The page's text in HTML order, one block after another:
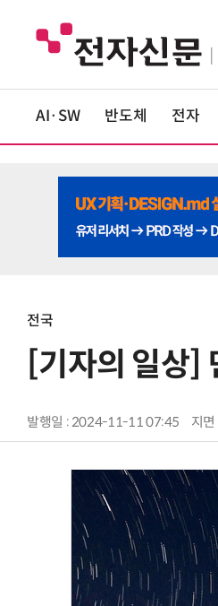
AI·SW 반도체 전자
전국
[기자의 일상]
발행일 : 2024-11-11 07:45 지면